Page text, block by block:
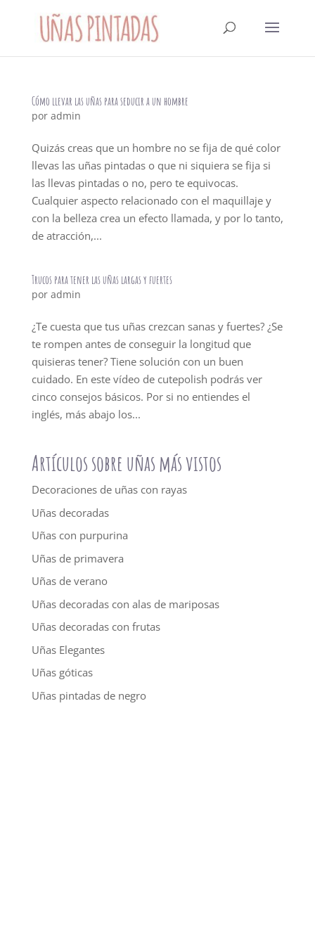
Cómo llevar las uñas para seducir a un hombre
por admin
Quizás creas que un hombre no se fija de qué color
llevas las uñas pintadas o que ni siquiera se fija si
las llevas pintadas o no, pero te equivocas.
Cualquier aspecto relacionado con el maquillaje y
con la belleza crea un efecto llamada, y por lo tanto,
de atracción,...
Trucos para tener las uñas largas y fuertes
por admin
¿Te cuesta que tus uñas crezcan sanas y fuertes? ¿Se
te rompen antes de conseguir la longitud que
quisieras tener? Tiene solución con un buen
cuidado. En este vídeo de cutepolish podrás ver
cinco consejos básicos. Por si no entiendes el
inglés, más abajo los...
Artículos sobre uñas más vistos
Decoraciones de uñas con rayas
Uñas decoradas
Uñas con purpurina
Uñas de primavera
Uñas de verano
Uñas decoradas con alas de mariposas
Uñas decoradas con frutas
Uñas Elegantes
Uñas góticas
Uñas pintadas de negro